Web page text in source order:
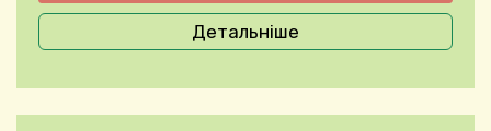
Детальніше